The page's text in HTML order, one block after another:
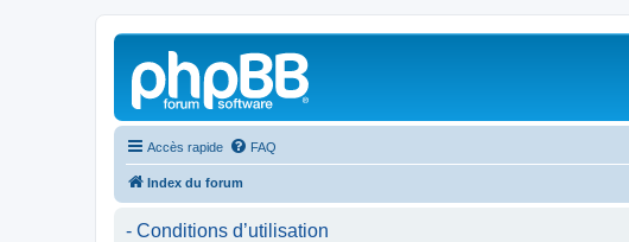
Accès rapide FAQ
Index du forum
- Conditions d’utilisation